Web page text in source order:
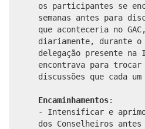
os participantes se
semanas antes para
que aconteceria no
diariamente, durante
delegação presente na
encontrava para trocar
discussões que cada um
Encaminhamentos:
- Intensificar e
dos Conselheiros